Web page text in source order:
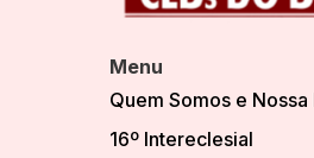
Menu
Quem Somos e Nossa
16º Intereclesial